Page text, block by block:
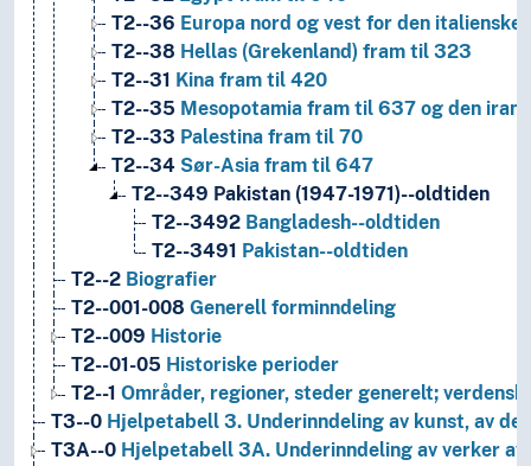
T2--36 Europa nord og vest for den
T2--38 Hellas (Grekenland) fram til 323
T2--31 Kina fram til 420
T2--35 Mesopotamia fram til 637 og den
T2--33 Palestina fram til 70
T2--34 Sør-Asia fram til 647
T2--349 Pakistan (1947-1971)--oldtiden
T2--3492 Bangladesh--oldtiden
T2--3491 Pakistan--oldtiden
T2--2 Biografier
T2--001-008 Generell forminndeling
T2--009 Historie
T2--01-05 Historiske perioder
T2--1 Områder, regioner, steder generelt;
T3--0 Hjelpetabell 3. Underinndeling av kunst, av
T3A--0 Hjelpetabell 3A. Underinndeling av verker